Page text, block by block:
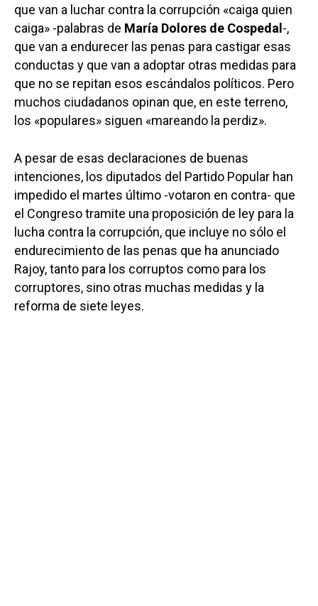
que van a luchar contra la corrupción «caiga quien
caiga» -palabras de María Dolores de Cospedal -,
que van a endurecer las penas para castigar esas
conductas y que van a adoptar otras medidas para
que no se repitan esos escándalos políticos. Pero
muchos ciudadanos opinan que, en este terreno,
los «populares» siguen «mareando la perdiz».
A pesar de esas declaraciones de buenas
intenciones, los diputados del Partido Popular han
impedido el martes último -votaron en contra- que
el Congreso tramite una proposición de ley para la
lucha contra la corrupción, que incluye no sólo el
endurecimiento de las penas que ha anunciado
Rajoy, tanto para los corruptos como para los
corruptores, sino otras muchas medidas y la
reforma de siete leyes.